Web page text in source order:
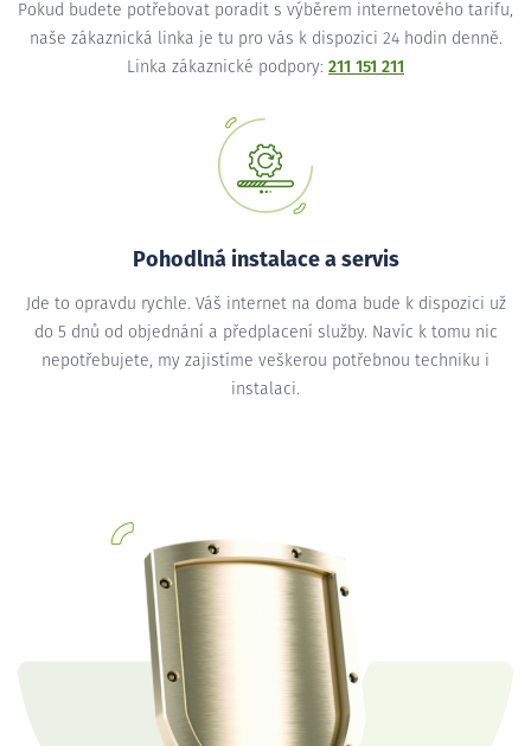
Pokud budete potřebovat poradit s výběrem internetového tarifu,
naše zákaznická linka je tu pro vás k dispozici 24 hodin denně.
Linka zákaznické podpory: 211 151 211
Pohodlná instalace a servis
Jde to opravdu rychle. Váš internet na doma bude k dispozici už
do 5 dnů od objednání a předplacení služby. Navíc k tomu nic
nepotřebujete, my zajistíme veškerou potřebnou techniku i
instalaci.